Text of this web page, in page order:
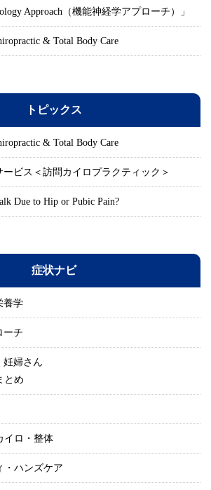
Approach（機能神経学アプローチ）」
& Total Body Care
トピックス
& Total Body Care
ビス＜訪問カイロプラクティック＞
Due to Hip or Pubic Pain?
症状ナビ
養学
ーチ
妊婦さん
とめ
ロ・整体
ハンズケア